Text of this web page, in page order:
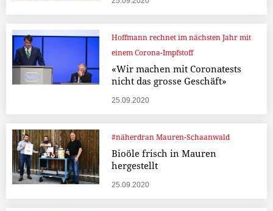
Hoffmann rechnet im nächsten Jahr mit
einem Corona-Impfstoff
«Wir machen mit Coronatests
nicht das grosse Geschäft»
25.09.2020
#näherdran Mauren-Schaanwald
Bioöle frisch in Mauren
hergestellt
25.09.2020